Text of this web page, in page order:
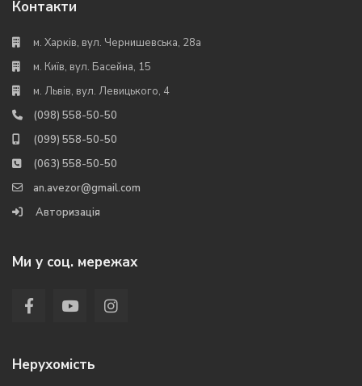
Контакти
м. Харків, вул. Чернишевська, 28а
м. Київ, вул. Басейна, 15
м. Львів, вул. Левицького, 4
(098) 558-50-50
(099) 558-50-50
(063) 558-50-50
an.avezor@gmail.com
Авторизація
Ми у соц. мережах
Нерухомість